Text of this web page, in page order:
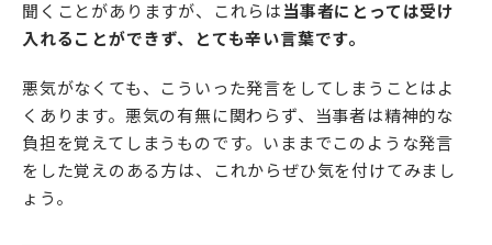
聞くことがありますが、これらは 当事者にとっては受け
入れることができず、とても辛い言葉です。
悪気がなくても、こういった発言をしてしまうことはよ
くあります。悪気の有無に関わらず、当事者は精神的な
負担を覚えてしまうものです。いままでこのような発言
をした覚えのある方は、これからぜひ気を付けてみまし
ょう。